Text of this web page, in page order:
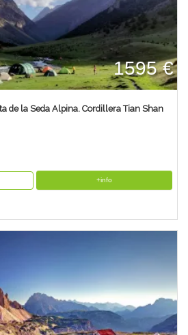
1595 €
de la Seda Alpina. Cordillera Tian Shan
+info